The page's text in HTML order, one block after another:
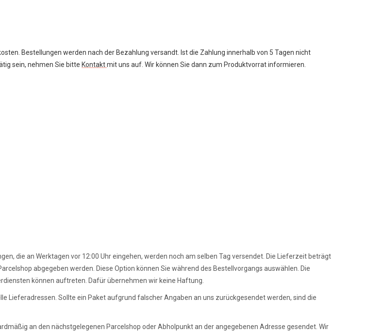
Bestellungen werden nach der Bezahlung versandt. Ist die Zahlung innerhalb von 5 Tagen nicht
sein, nehmen Sie bitte Kontaktmit uns auf. Wir können Sie dann zum Produktvorrat informieren.
die an Werktagen vor 12:00 Uhr eingehen, werden noch am selben Tag versendet. Die Lieferzeit beträgt
abgegeben werden. Diese Option können Sie während des Bestellvorgangs auswählen. Die
können auftreten. Dafür übernehmen wir keine Haftung.
Lieferadressen. Sollte ein Paket aufgrund falscher Angaben an uns zurückgesendet werden, sind die
an den nächstgelegenen Parcelshop oder Abholpunkt an der angegebenen Adresse gesendet. Wir